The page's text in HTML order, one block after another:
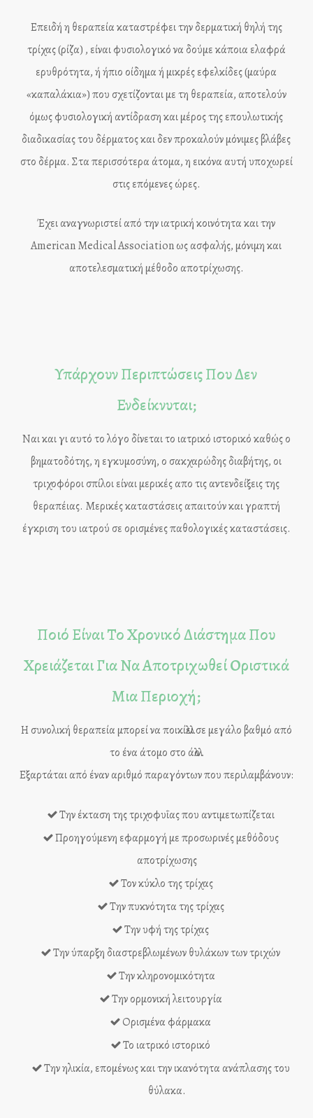
Επειδή η θεραπεία καταστρέφει την δερματική θηλή της
τρίχας (ρίζα) , είναι φυσιολογικό να δούμε κάποια ελαφρά
ερυθρότητα, ή ήπιο οίδημα ή μικρές εφελκίδες (μαύρα
«καπαλάκια») που σχετίζονται με τη θεραπεία, αποτελούν
όμως φυσιολογική αντίδραση και μέρος της επουλωτικής
διαδικασίας του δέρματος και δεν προκαλούν μόνιμες βλάβες
στο δέρμα. Στα περισσότερα άτομα, η εικόνα αυτή υποχωρεί
στις επόμενες ώρες.
Έχει αναγνωριστεί από την ιατρική κοινότητα και την
American Medical Association ως ασφαλής, μόνιμη και
αποτελεσματική μέθοδο αποτρίχωσης.
Υπάρχουν Περιπτώσεις Που Δεν
Ενδείκνυται;
Ναι και γι αυτό το λόγο δίνεται το ιατρικό ιστορικό καθώς ο
βηματοδότης, η εγκυμοσύνη, ο σακχαρώδης διαβήτης, οι
τριχοφόροι σπίλοι είναι μερικές απο τις αντενδείξεις της
θεραπέιας. Μερικές καταστάσεις απαιτούν και γραπτή
έγκριση του ιατρού σε ορισμένες παθολογικές καταστάσεις.
Ποιό Είναι Το Χρονικό Διάστημα Που
Χρειάζεται Για Να Αποτριχωθεί Οριστικά
Μια Περιοχή;
Η συνολική θεραπεία μπορεί να ποικίλλει σε μεγάλο βαθμό από
το ένα άτομο στο άλλο.
Εξαρτάται από έναν αριθμό παραγόντων που περιλαμβάνουν:
Την έκταση της τριχοφυΐας που αντιμετωπίζεται
Προηγούμενη εφαρμογή με προσωρινές μεθόδους
αποτρίχωσης
Τον κύκλο της τρίχας
Την πυκνότητα της τρίχας
Την υφή της τρίχας
Την ύπαρξη διαστρεβλωμένων θυλάκων των τριχών
Την κληρονομικότητα
Την ορμονική λειτουργία
Ορισμένα φάρμακα
Το ιατρικό ιστορικό
Την ηλικία, επομένως και την ικανότητα ανάπλασης του
θύλακα.